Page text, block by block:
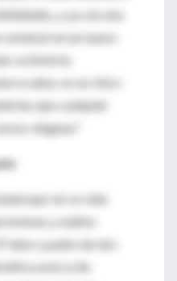
y ya con una
en un nuevo
su historia
años, es un chico
que cualquier
ninguna."
que vio su vida
y sueños
años y padre de dos
acerca de